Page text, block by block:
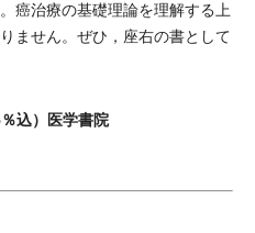
癌治療の基礎理論を理解する上
ません。ぜひ，座右の書として
込）医学書院